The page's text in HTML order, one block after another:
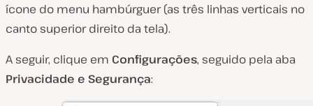
ícone do menu hambúrguer (as três linhas verticais no
canto superior direito da tela).
A seguir, clique em Configurações, seguido pela aba
Privacidade e Segurança: